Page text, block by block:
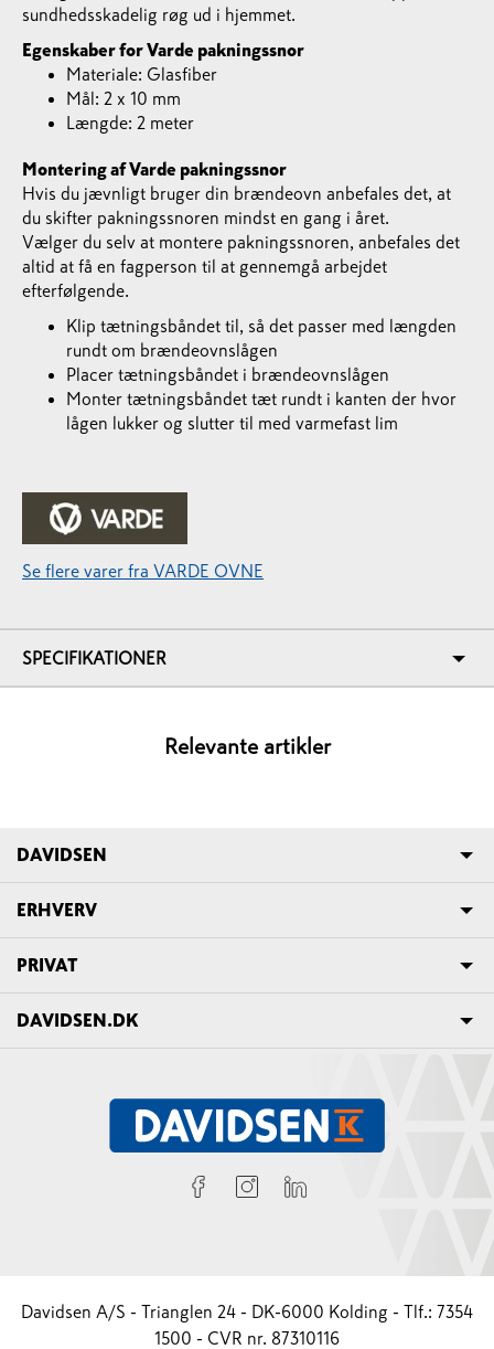
sundhedsskadelig røg ud i hjemmet.
Egenskaber for Varde pakningssnor
Materiale: Glasfiber
Mål: 2 x 10 mm
Længde: 2 meter
Montering af Varde pakningssnor
Hvis du jævnligt bruger din brændeovn anbefales det, at
du skifter pakningssnoren mindst en gang i året.
Vælger du selv at montere pakningssnoren, anbefales det
altid at få en fagperson til at gennemgå arbejdet
efterfølgende.
Klip tætningsbåndet til, så det passer med længden
rundt om brændeovnslågen
Placer tætningsbåndet i brændeovnslågen
Monter tætningsbåndet tæt rundt i kanten der hvor
lågen lukker og slutter til med varmefast lim
Se flere varer fra VARDE OVNE
SPECIFIKATIONER
Relevante artikler
DAVIDSEN
ERHVERV
PRIVAT
DAVIDSEN.DK
Davidsen A/S - Trianglen 24 - DK-6000 Kolding - Tlf.: 7354
1500 - CVR nr. 87310116